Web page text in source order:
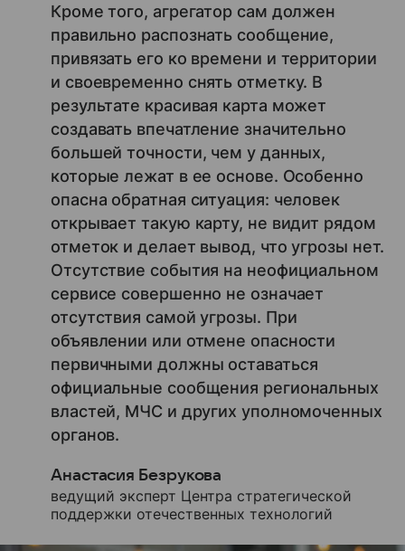
Кроме того, агрегатор сам должен
правильно распознать сообщение,
привязать его ко времени и территории
и своевременно снять отметку. В
результате красивая карта может
создавать впечатление значительно
большей точности, чем у данных,
которые лежат в ее основе. Особенно
опасна обратная ситуация: человек
открывает такую карту, не видит рядом
отметок и делает вывод, что угрозы нет.
Отсутствие события на неофициальном
сервисе совершенно не означает
отсутствия самой угрозы. При
объявлении или отмене опасности
первичными должны оставаться
официальные сообщения региональных
властей, МЧС и других уполномоченных
органов.
Анастасия Безрукова
ведущий эксперт Центра стратегической
поддержки отечественных технологий